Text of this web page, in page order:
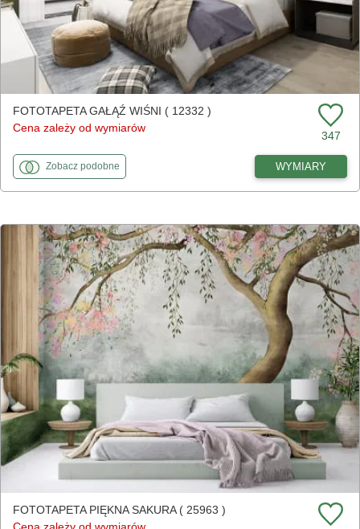
FOTOTAPETA GAŁĄŹ WIŚNI ( 12332 )
Cena zależy od wymiarów
347
Zobaczfototapety
podobnedo Gałąź wiśni WYMIARY
FOTOTAPETA PIĘKNA SAKURA ( 25963 )